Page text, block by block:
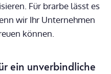
Für brarbe lässt es
wir Ihr Unternehmen
können.
ein unverbindliche